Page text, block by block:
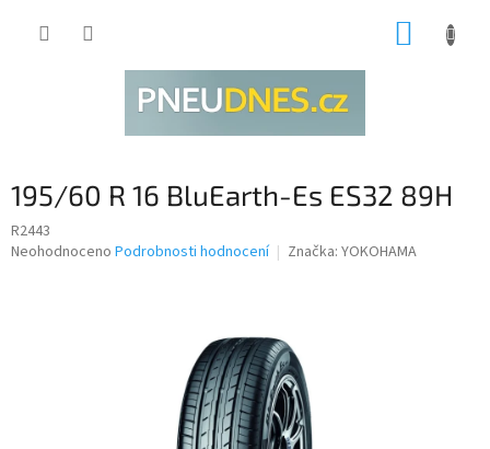
195/60 R 16 BluEarth-Es ES32 89H
R2443
Průměrné
Neohodnoceno Podrobnosti hodnocení Značka: YOKOHAMA